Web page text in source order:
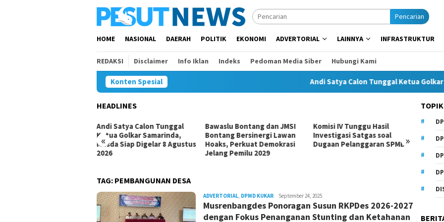
Pencarian
HOME NASIONAL DAERAH POLITIK EKONOMI ADVERTORIAL LAINNYA INFRASTRUKTUR
REDAKSI Disclaimer Info Iklan Indeks Pedoman Media Siber Hubungi Kami
Konten Spesial Andi Satya Calon Tunggal Ketua Golkar
HEADLINES
« »
Bawaslu Bontang dan JMSI
Bontang Bersinergi Lawan
Hoaks, Perkuat Demokrasi
Jelang Pemilu 2029
Komisi IV Tunggu Hasil
Investigasi Satgas soal
Dugaan Pelanggaran SPMB
Komisi I Dorong Pemkot
Kurangi Belanja ASN demi
Perluas Ruang Pembangunan
Anhar
TAG: PEMBANGUNAN DESA
ADVERTORIAL, DPMD KUKAR Admin
Pesut
September 24, 2025
Musrenbangdes Ponoragan Susun RKPDes 2026-2027
dengan Fokus Penanganan Stunting dan Ketahanan